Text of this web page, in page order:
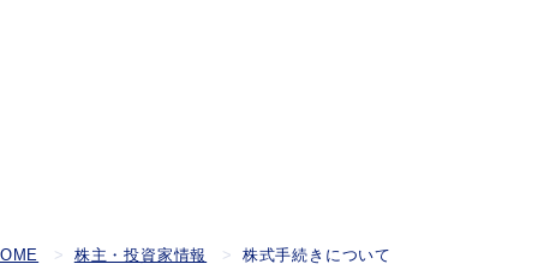
株主・投資家情報 株式手続きについて